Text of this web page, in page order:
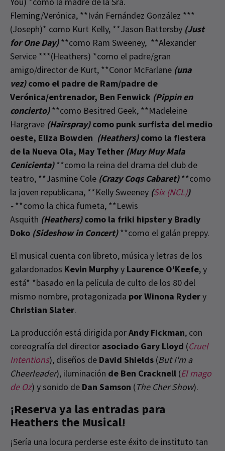
Fleming/Verónica, **Iván Fernández González ***
(Joseph)* como Kurt Kelly, **Jason Battersby (Just
for One Day)**como Ram Sweeney, **Alexander
Service ***(Heathers) *como el padre/gran
amigo/director de Kurt, **Conor McFarlane (una
vez) como el padre de Ram/padre de
Verónica/entrenador, Ben Fenwick (Pippin en
concierto)**como Besitred Geek, **Madeleine
Hargrave (Hairspray) como punk surfista del medio
oeste, Eliza Bowden (Heathers) como la fiestera
de la Nueva Ola, May Tether (Muy Muy Mala
Cenicienta)**como la reina del drama del club de
teatro, **Jasmine Cole (Crazy Coqs Cabaret)**como
la joven republicana, **Kelly Sweeney (Six (NCL))
-**como la chica fumeta, **Lewis
Asquith (Heathers) como la friki hipster y Bradly
Doko (Sideshow in Concert)**como el galán preppy.
El musical cuenta con libreto, música y letras de los
galardonados Kevin Murphyy Laurence O'Keefe, y
está* *basado en la película de culto de los 80 del
mismo nombre, protagonizada por Winona Rydery
Christian Slater.
La producción está dirigida porAndy Fickman, con
coreografía del director asociado Gary Lloyd (Cruel
Intentions), diseños de David Shields (But I'm a
Cheerleader), iluminación de Ben Cracknell (El mago
de Oz) y sonido de Dan Samson (The Cher Show).
¡Reserva ya las entradas para
Heathers the Musical!
¡Sería una locura perderse este éxito de instituto tan